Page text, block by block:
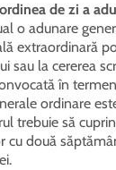
de zi a
o adunare
extraordinară
sau la cererea
în
ordinare
trebuie să
cu două